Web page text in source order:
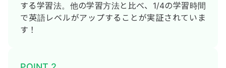
する学習法。他の学習方法と比べ、1/4の学習時間
で英語レベルがアップすることが実証されていま
す！